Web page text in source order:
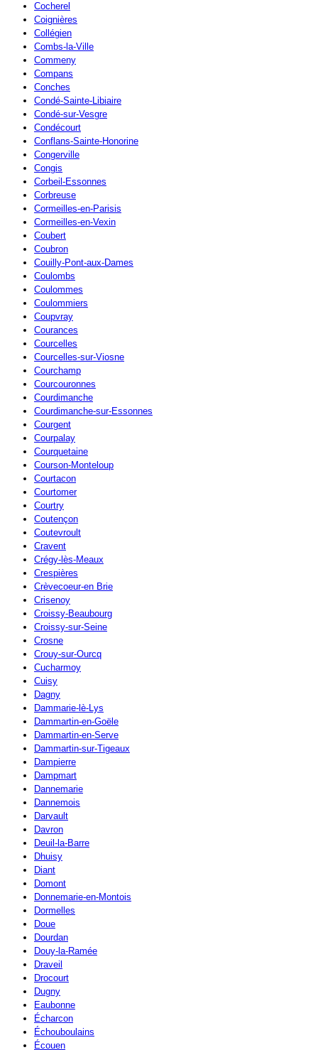
Cocherel
Coignières
Collégien
Combs-la-Ville
Commeny
Compans
Conches
Condé-Sainte-Libiaire
Condé-sur-Vesgre
Condécourt
Conflans-Sainte-Honorine
Congerville
Congis
Corbeil-Essonnes
Corbreuse
Cormeilles-en-Parisis
Cormeilles-en-Vexin
Coubert
Coubron
Couilly-Pont-aux-Dames
Coulombs
Coulommes
Coulommiers
Coupvray
Courances
Courcelles
Courcelles-sur-Viosne
Courchamp
Courcouronnes
Courdimanche
Courdimanche-sur-Essonnes
Courgent
Courpalay
Courquetaine
Courson-Monteloup
Courtacon
Courtomer
Courtry
Coutençon
Coutevroult
Cravent
Crégy-lès-Meaux
Crespières
Crèvecoeur-en Brie
Crisenoy
Croissy-Beaubourg
Croissy-sur-Seine
Crosne
Crouy-sur-Ourcq
Cucharmoy
Cuisy
Dagny
Dammarie-lè-Lys
Dammartin-en-Goële
Dammartin-en-Serve
Dammartin-sur-Tigeaux
Dampierre
Dampmart
Dannemarie
Dannemois
Darvault
Davron
Deuil-la-Barre
Dhuisy
Diant
Domont
Donnemarie-en-Montois
Dormelles
Doue
Dourdan
Douy-la-Ramée
Draveil
Drocourt
Dugny
Eaubonne
Écharcon
Échouboulains
Écouen